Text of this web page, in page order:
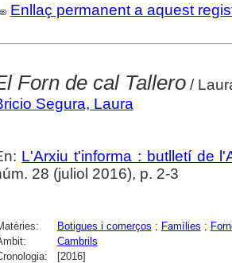
Enllaç permanent a aquest
Forn de cal Tallero/
Segura, Laura
L'Arxiu t'informa : butlletí de
28 (juliol 2016), p. 2-3
Botigues i comerços ; Famílies ;
Cambrils
[2016]